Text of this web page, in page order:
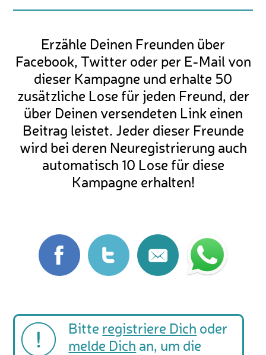
Erzähle Deinen Freunden über
Facebook, Twitter oder per E-Mail von
dieser Kampagne und erhalte 50
zusätzliche Lose für jeden Freund, der
über Deinen versendeten Link einen
Beitrag leistet. Jeder dieser Freunde
wird bei deren Neuregistrierung auch
automatisch 10 Lose für diese
Kampagne erhalten!
Bitte registriere Dich oder
melde Dich an, um die